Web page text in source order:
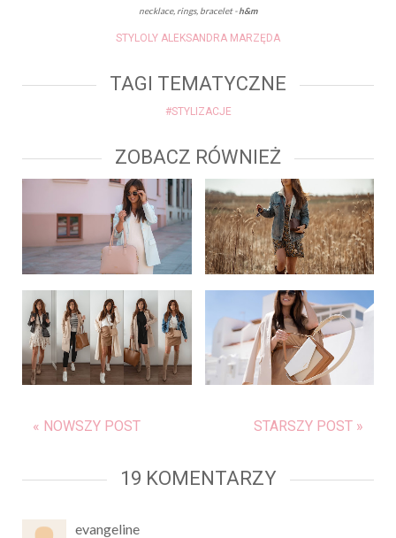
necklace, rings, bracelet -h&m
STYLOLY ALEKSANDRA MARZĘDA
TAGI TEMATYCZNE
#STYLIZACJE
ZOBACZ RÓWNIEŻ
« NOWSZY POST STARSZY POST »
19 KOMENTARZY
evangeline